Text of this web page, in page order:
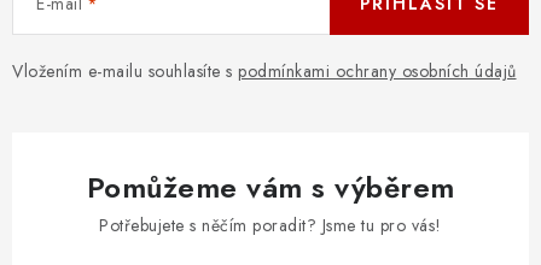
Vložením e-mailu souhlasíte s podmínkami ochrany osobních údajů
Pomůžeme vám s výběrem
Potřebujete s něčím poradit? Jsme tu pro vás!